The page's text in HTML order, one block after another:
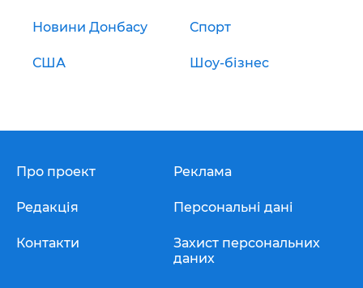
Новини Донбасу Спорт
США Шоу-бізнес
Про проект
Редакція
Контакти
Реклама
Персональні дані
Захист персональних
даних